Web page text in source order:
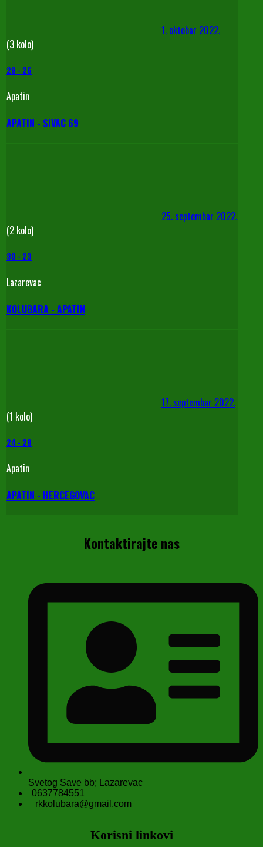
1. oktobar 2022.
(3 kolo)
28 - 26
Apatin
APATIN - SIVAC 69
25. septembar 2022.
(2 kolo)
30 - 23
Lazarevac
KOLUBARA - APATIN
17. septembar 2022.
(1 kolo)
24 - 28
Apatin
APATIN - HERCEGOVAC
Kontaktirajte nas
Svetog Save bb; Lazarevac
0637784551
rkkolubara@gmail.com
Korisni linkovi